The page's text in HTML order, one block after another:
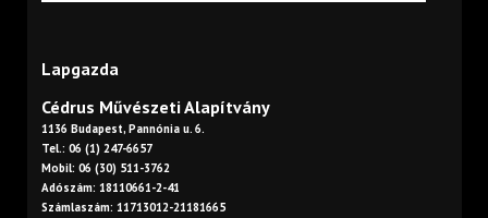
Lapgazda
Cédrus Művészeti Alapítvány
1136 Budapest, Pannónia u. 6.
Tel.: 06 (1) 247-6657
Mobil: 06 (30) 511-3762
Adószám: 18110661-2-41
Számlaszám: 11713012-21181665